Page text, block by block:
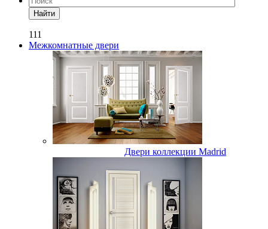
Найти
111
Межкомнатные двери
Двери коллекции Madrid